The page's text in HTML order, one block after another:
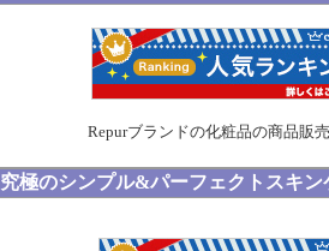
Repurブランドの化粧品の商品販
究極のシンプル&パーフェクトスキ